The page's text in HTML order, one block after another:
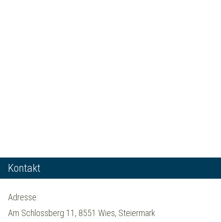
Kontakt
Adresse:
Am Schlossberg 11, 8551 Wies, Steiermark